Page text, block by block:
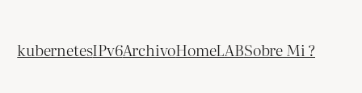
kubernetesIPv6ArchivoHomeLABSobre Mi ?